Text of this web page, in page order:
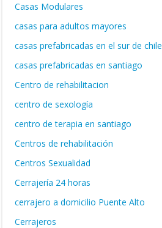
Casas Modulares
casas para adultos mayores
casas prefabricadas en el sur de chile
casas prefabricadas en santiago
Centro de rehabilitacion
centro de sexología
centro de terapia en santiago
Centros de rehabilitación
Centros Sexualidad
Cerrajería 24 horas
cerrajero a domicilio Puente Alto
Cerrajeros